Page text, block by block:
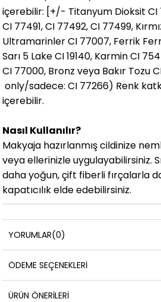
içerebilir: [+/- Titanyum Dioksit CI
CI 77491, CI 77492, CI 77499,
Ultramarinler CI 77007, Ferrik
Sarı 5 Lake CI 19140, Karmin CI
CI 77000, Bronz veya Bakır Tozu
only/sadece: CI 77266) Renk
içerebilir.
Nasıl Kullanılır?
Makyaja hazırlanmış cildinize
veya ellerinizle uygulayabilirsiniz.
daha yoğun, çift fiberli fırçalarla
kapatıcılık elde edebilirsiniz.
YORUMLAR(0)
ÖDEME SEÇENEKLERI
ÜRÜN ÖNERILERI